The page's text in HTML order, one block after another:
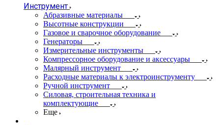
Инструмент
Абразивные материалы
Высотные конструкции
Газовое и сварочное оборудование
Генераторы
Измерительные инструменты
Компрессорное оборудование и аксессуары
Малярный инструмент
Расходные материалы к электроинструменту
Ручной инструмент
Силовая, строительная техника и
комплектующие
Еще